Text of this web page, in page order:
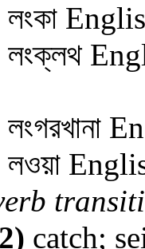
লংকা
লংক্লথ
লংগরখানা
লওয়া
catch;